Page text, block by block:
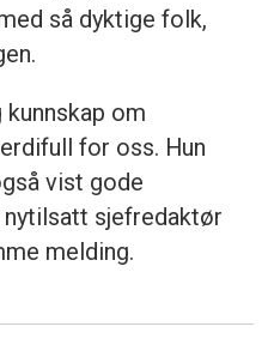
så dyktige folk,
om
for oss. Hun
vist gode
nytilsatt sjefredaktør
melding.